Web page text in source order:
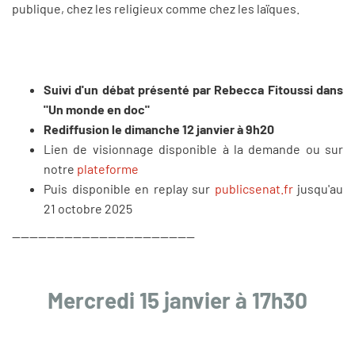
publique, chez les religieux comme chez les laïques.
Suivi d'un débat présenté par Rebecca Fitoussi dans
"Un monde en doc"
Rediffusion le dimanche 12 janvier à 9h20
Lien de visionnage disponible à la demande ou sur
notre plateforme
Puis disponible en replay sur publicsenat.frjusqu'au
21 octobre 2025
------------------------------------------
Mercredi 15 janvier à 17h30